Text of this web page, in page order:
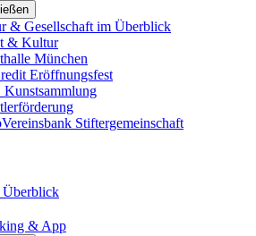
& Gesellschaft im Überblick
& Kultur
München
Eröffnungsfest
Stiftergemeinschaft
Überblick
& App